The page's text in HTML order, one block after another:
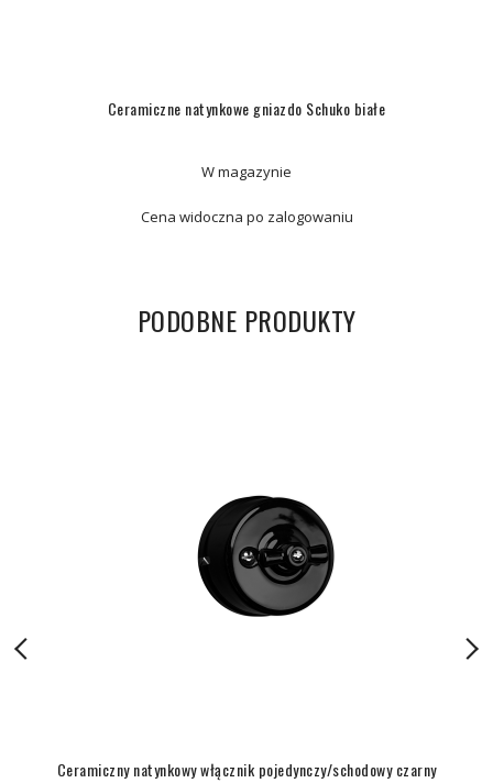
Ceramiczne natynkowe gniazdo Schuko białe
W magazynie
Cena widoczna po zalogowaniu
PODOBNE PRODUKTY
Ceramiczny natynkowy włącznik pojedynczy/schodowy czarny